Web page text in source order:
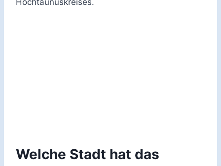
Hochtaunuskreises.
Welche Stadt hat das